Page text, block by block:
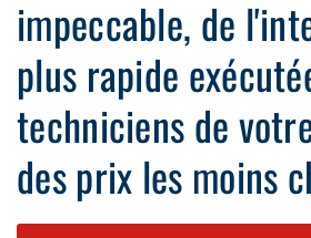
impeccable, de
plus rapide
techniciens de
des prix les moins